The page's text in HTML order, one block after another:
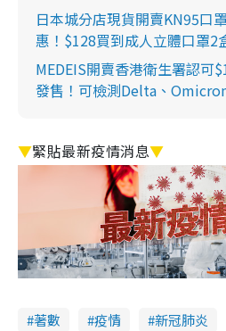
日本城分店現貨開賣KN95口
惠！$128買到成人立體口罩2
MEDEIS開賣香港衛生署認可
發售！可檢測Delta、
▼緊貼最新疫情消息▼
著數 疫情 新冠肺炎